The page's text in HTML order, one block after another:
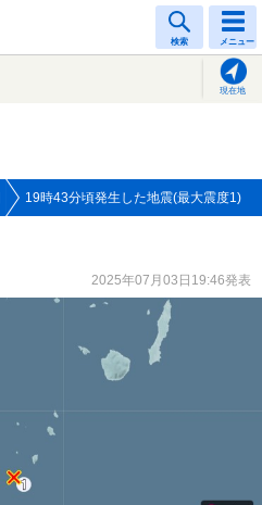
検索 メニュー
現在地
19時43分頃発生した地震(最大震度1)
2025年07月03日19:46発表